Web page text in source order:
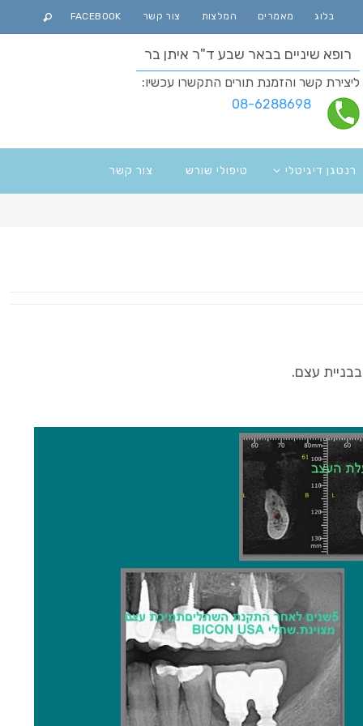
בלוג מאמרים המלצות צור קשר FACEBOOK
רופא שיניים בבאר שבע ד"ר איתן בר
ליצירת קשר והזמנת תורים התקשרו עכשיו:
08-6288698
רנטגן דיגיטלי טיפולי שורש צור קשר